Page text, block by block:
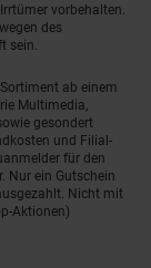
vorbehalten.
des
sein.
ab einem
Multimedia,
gesondert
und Filial-
für den
Nur ein Gutschein
Nicht mit
Aktionen)